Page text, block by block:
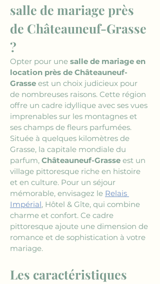
salle de mariage près
de Châteauneuf-Grasse
?
Opter pour une salle de mariage en
location près de Châteauneuf-
Grasse est un choix judicieux pour
de nombreuses raisons. Cette région
offre un cadre idyllique avec ses vues
imprenables sur les montagnes et
ses champs de fleurs parfumées.
Située à quelques kilomètres de
Grasse, la capitale mondiale du
parfum, Châteauneuf-Grasse est un
village pittoresque riche en histoire
et en culture. Pour un séjour
mémorable, envisagez le Relais
Impérial, Hôtel & Gîte, qui combine
charme et confort. Ce cadre
pittoresque ajoute une dimension de
romance et de sophistication à votre
mariage.
Les caractéristiques